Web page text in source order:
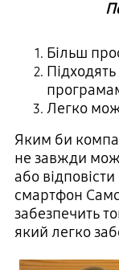
Більш
Легко
Яким би
не завжди
або
смартфон
забезпечить
який легко